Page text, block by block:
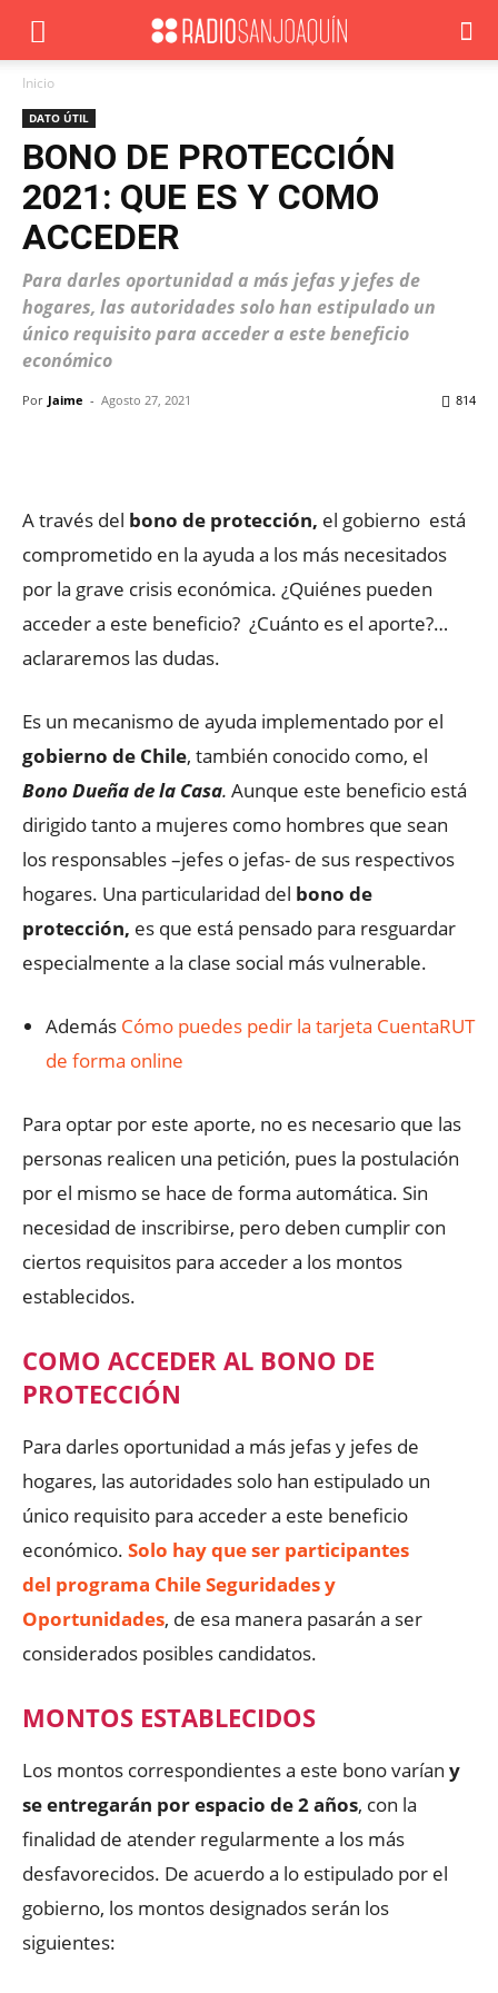
Inicio
DATO ÚTIL
BONO DE PROTECCIÓN
2021: QUE ES Y COMO
ACCEDER
Para darles oportunidad a más jefas y jefes de
hogares, las autoridades solo han estipulado un
único requisito para acceder a este beneficio
económico
Por Jaime - Agosto 27, 2021 814
A través del bono de protección, el gobierno está
comprometido en la ayuda a los más necesitados
por la grave crisis económica. ¿Quiénes pueden
acceder a este beneficio? ¿Cuánto es el aporte?…
aclararemos las dudas.
Es un mecanismo de ayuda implementado por el
gobierno de Chile, también conocido como, el
Bono Dueña de la Casa. Aunque este beneficio está
dirigido tanto a mujeres como hombres que sean
los responsables –jefes o jefas- de sus respectivos
hogares. Una particularidad del bono de
protección, es que está pensado para resguardar
especialmente a la clase social más vulnerable.
Además Cómo puedes pedir la tarjeta CuentaRUT
de forma online
Para optar por este aporte, no es necesario que las
personas realicen una petición, pues la postulación
por el mismo se hace de forma automática. Sin
necesidad de inscribirse, pero deben cumplir con
ciertos requisitos para acceder a los montos
establecidos.
COMO ACCEDER AL BONO DE
PROTECCIÓN
Para darles oportunidad a más jefas y jefes de
hogares, las autoridades solo han estipulado un
único requisito para acceder a este beneficio
económico. Solo hay que ser participantes
del programa Chile Seguridades y
Oportunidades, de esa manera pasarán a ser
considerados posibles candidatos.
MONTOS ESTABLECIDOS
Los montos correspondientes a este bono varían y
se entregarán por espacio de 2 años, con la
finalidad de atender regularmente a los más
desfavorecidos. De acuerdo a lo estipulado por el
gobierno, los montos designados serán los
siguientes: